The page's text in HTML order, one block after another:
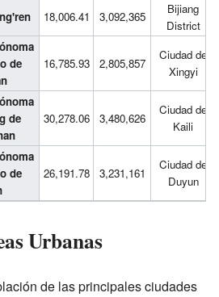
18,006.41 3,092,365
Bijiang
District
de
16,785.93 2,805,857
Ciudad de
Xingyi
de
30,278.06 3,480,626
Ciudad de
Kaili
de
26,191.78 3,231,161
Ciudad de
Duyun
Urbanas
de las principales ciudades